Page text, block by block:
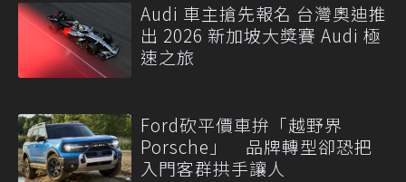
Audi 車主搶先報名 台灣奧迪推
出 2026 新加坡大獎賽 Audi 極
速之旅
Ford砍平價車拚「越野界
Porsche」 品牌轉型卻恐把
入門客群拱手讓人